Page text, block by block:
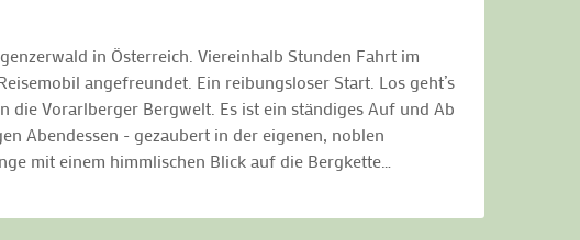
in Österreich. Viereinhalb Stunden Fahrt im
angefreundet. Ein reibungsloser Start. Los geht’s
Vorarlberger Bergwelt. Es ist ein ständiges Auf und Ab
Abendessen - gezaubert in der eigenen, noblen
mit einem himmlischen Blick auf die Bergkette…